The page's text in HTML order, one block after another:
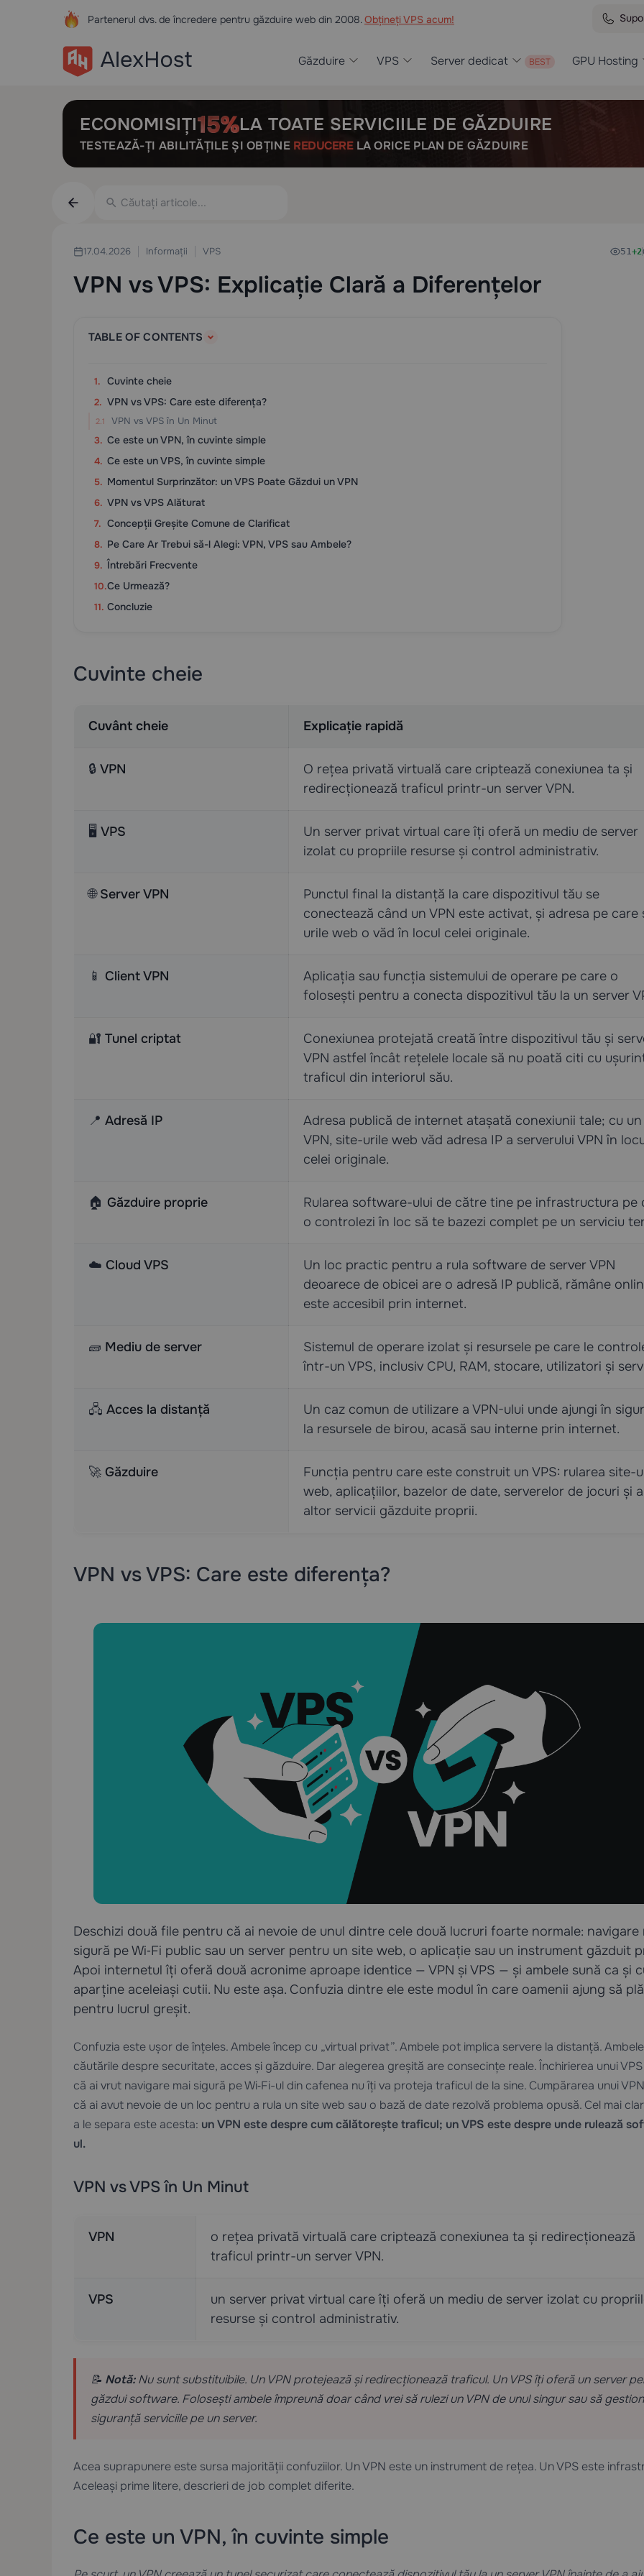
Partenerul dvs. de încredere pentru găzduire web din 2008.Obțineți VPS acum!
Găzduire VPS Server dedicat GPU Hosting
ECONOMISIȚI LA TOATE SERVICIILE DE GĂZDUIRE
TESTEAZĂ-ȚI ABILITĂȚILE ȘI OBȚINE REDUCERELA ORICE PLAN DE GĂZDUIRE
17.04.2026 Informații VPS 51+2
VPN vs VPS: Explicație Clară a Diferențelor
TABLE OF CONTENTS
Cuvinte cheie
VPN vs VPS: Care este diferența?
VPN vs VPS în Un Minut
Ce este un VPN, în cuvinte simple
Ce este un VPS, în cuvinte simple
Momentul Surprinzător: un VPS Poate Găzdui un VPN
VPN vs VPS Alăturat
Concepții Greșite Comune de Clarificat
Pe Care Ar Trebui să-l Alegi: VPN, VPS sau Ambele?
Întrebări Frecvente
Ce Urmează?
Concluzie
Cuvinte cheie
Cuvânt cheie Explicație rapidă
🔒 VPN
O rețea privată virtuală care criptează conexiunea ta și
redirecționează traficul printr-un server VPN.
🖥️ VPS
Un server privat virtual care îți oferă un mediu de server
izolat cu propriile resurse și control administrativ.
🌐Server VPN
Punctul final la distanță la care dispozitivul tău se
conectează când un VPN este activat, și adresa pe care
urile web o văd în locul celei originale.
📱 Client VPN
Aplicația sau funcția sistemului de operare pe care o
folosești pentru a conecta dispozitivul tău la un server
🔐 Tunel criptat
Conexiunea protejată creată între dispozitivul tău și
VPN astfel încât rețelele locale să nu poată citi cu
traficul din interiorul său.
📍 Adresă IP
Adresa publică de internet atașată conexiunii tale; cu un
VPN, site-urile web văd adresa IP a serverului VPN în
celei originale.
🏠 Găzduire proprie
Rularea software-ului de către tine pe infrastructura pe
o controlezi în loc să te bazezi complet pe un serviciu
☁️ Cloud VPS
Un loc practic pentru a rula software de server VPN
deoarece de obicei are o adresă IP publică, rămâne
este accesibil prin internet.
🧱 Mediu de server
Sistemul de operare izolat și resursele pe care le
într-un VPS, inclusiv CPU, RAM, stocare, utilizatori și
🖧 Acces la distanță
Un caz comun de utilizare a VPN-ului unde ajungi în
la resursele de birou, acasă sau interne prin internet.
🚀 Găzduire
Funcția pentru care este construit un VPS: rularea site-
web, aplicațiilor, bazelor de date, serverelor de jocuri și a
altor servicii găzduite proprii.
VPN vs VPS: Care este diferența?
Deschizi două file pentru că ai nevoie de unul dintre cele două lucruri foarte normale: navigare
sigură pe Wi‑Fi public sau un server pentru un site web, o aplicație sau un instrument găzduit
Apoi internetul îți oferă două acronime aproape identice — VPN și VPS — și ambele sună ca și
aparține aceleiași cutii. Nu este așa. Confuzia dintre ele este modul în care oamenii ajung să
pentru lucrul greșit.
Confuzia este ușor de înțeles. Ambele încep cu „virtual privat”. Ambele pot implica servere la distanță.
căutările despre securitate, acces și găzduire. Dar alegerea greșită are consecințe reale. Închirierea unui
că ai vrut navigare mai sigură pe Wi‑Fi-ul din cafenea nu îți va proteja traficul de la sine. Cumpărarea unui
că ai avut nevoie de un loc pentru a rula un site web sau o bază de date rezolvă problema opusă. Cel mai
a le separa este acesta: un VPN este despre cum călătorește traficul; un VPS este despre unde rulează
ul.
VPN vs VPS în Un Minut
VPN
o rețea privată virtuală care criptează conexiunea ta și redirecționează
traficul printr-un server VPN.
VPS
un server privat virtual care îți oferă un mediu de server izolat cu
resurse și control administrativ.
📝 Notă:Nu sunt substituibile. Un VPN protejează și redirecționează traficul. Un VPS îți oferă un server
găzdui software. Folosești ambele împreună doar când vrei să rulezi un VPN de unul singur sau să
siguranță serviciile pe un server.
Acea suprapunere este sursa majorității confuziilor. Un VPN este un instrument de rețea. Un VPS este
Aceleași prime litere, descrieri de job complet diferite.
Ce este un VPN, în cuvinte simple